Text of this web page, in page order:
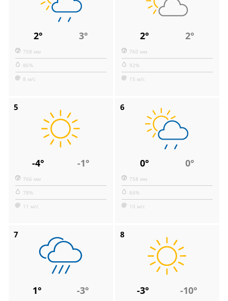
2° 3°
758 мм
86%
8 м/с
2° 2°
760 мм
92%
15 м/с
5
-4° -1°
766 мм
78%
11 м/с
6
0° 0°
758 мм
84%
10 м/с
7
1° -3°
8
-3° -10°